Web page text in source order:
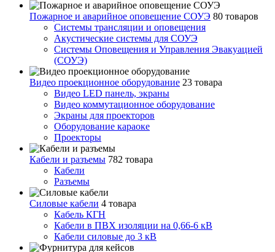
Пожарное и аварийное оповещение СОУЭ 80 товаров
Cистемы трансляции и оповещения
Акустические системы для СОУЭ
Системы Оповещения и Управления Эвакуацией
(СОУЭ)
Видео проекционное оборудование 23 товара
Видео LED панель, экраны
Видео коммутационное оборудование
Экраны для проекторов
Оборудование караоке
Проекторы
Кабели и разъемы 782 товара
Кабели
Разъемы
Силовые кабели 4 товара
Кабель КГН
Кабели в ПВХ изоляции на 0,66-6 кВ
Кабели силовые до 3 кВ